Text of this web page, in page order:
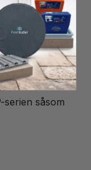
såsom